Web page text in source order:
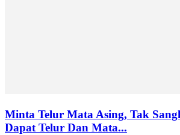
Minta Telur Mata Asing, Tak
Dapat Telur Dan Mata...